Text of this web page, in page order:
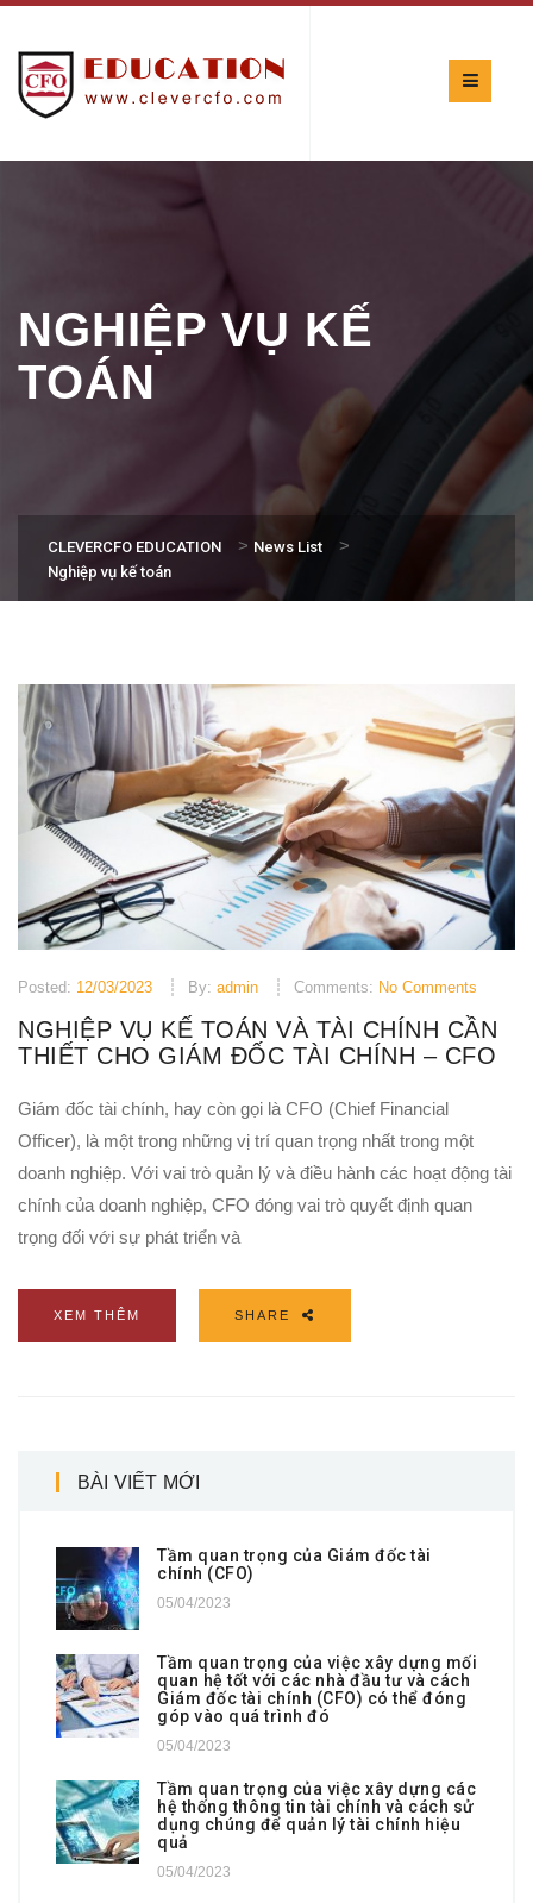
NGHIỆP VỤ KẾ
TOÁN
CLEVERCFO EDUCATION > News List >
Nghiệp vụ kế toán
Posted: 12/03/2023 By: admin Comments: No Comments
NGHIỆP VỤ KẾ TOÁN VÀ TÀI CHÍNH CẦN
THIẾT CHO GIÁM ĐỐC TÀI CHÍNH – CFO
Giám đốc tài chính, hay còn gọi là CFO (Chief Financial
Officer), là một trong những vị trí quan trọng nhất trong một
doanh nghiệp. Với vai trò quản lý và điều hành các hoạt động tài
chính của doanh nghiệp, CFO đóng vai trò quyết định quan
trọng đối với sự phát triển và
XEM THÊM SHARE
BÀI VIẾT MỚI
Tầm quan trọng của Giám đốc tài
chính (CFO)
05/04/2023
Tầm quan trọng của việc xây dựng mối
quan hệ tốt với các nhà đầu tư và cách
Giám đốc tài chính (CFO) có thể đóng
góp vào quá trình đó
05/04/2023
Tầm quan trọng của việc xây dựng các
hệ thống thông tin tài chính và cách sử
dụng chúng để quản lý tài chính hiệu
quả
05/04/2023